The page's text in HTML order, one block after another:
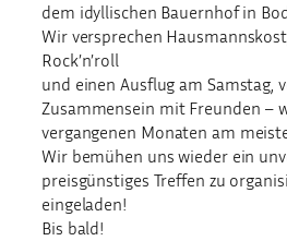
dem idyllischen Bauernhof in
Wir versprechen
Rock’n’roll
und einen Ausflug am Samstag,
Zusammensein mit Freunden –
vergangenen Monaten am
Wir bemühen uns wieder ein
preisgünstiges Treffen zu
eingeladen!
Bis bald!